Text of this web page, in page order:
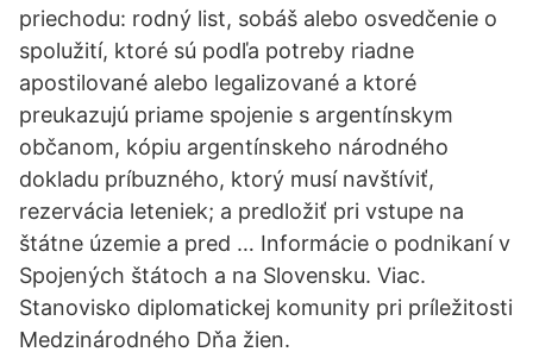
priechodu: rodný list, sobáš alebo osvedčenie o
spolužití, ktoré sú podľa potreby riadne
apostilované alebo legalizované a ktoré
preukazujú priame spojenie s argentínskym
občanom, kópiu argentínskeho národného
dokladu príbuzného, ktorý musí navštíviť,
rezervácia leteniek; a predložiť pri vstupe na
štátne územie a pred … Informácie o podnikaní v
Spojených štátoch a na Slovensku. Viac.
Stanovisko diplomatickej komunity pri príležitosti
Medzinárodného Dňa žien.